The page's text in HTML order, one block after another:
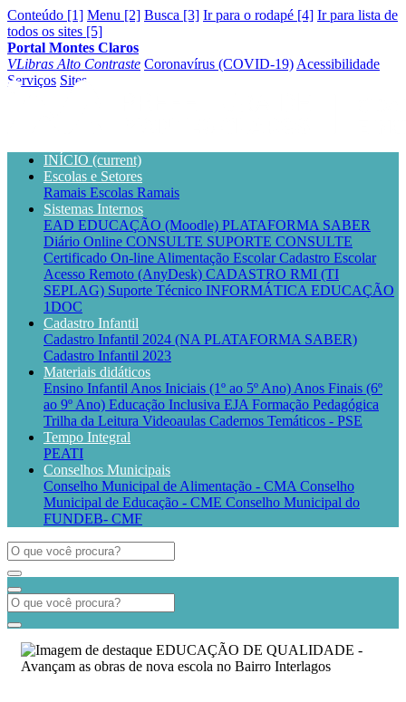
Conteúdo [1] Menu [2] Busca [3] Ir para o rodapé [4] Ir para lista de
todos os sites [5]
Portal Montes Claros
VLibras Alto Contraste Coronavírus (COVID-19) Acessibilidade
Serviços Sites
INÍCIO (current)
Escolas e Setores
Ramais Escolas Ramais
Sistemas Internos
EAD EDUCAÇÃO (Moodle) PLATAFORMA SABER
Diário Online CONSULTE SUPORTE CONSULTE
Certificado On-line Alimentação EscolarCadastro Escolar
Acesso Remoto (AnyDesk) CADASTRO RMI (TI
SEPLAG) Suporte Técnico INFORMÁTICA EDUCAÇÃO
1DOC
Cadastro Infantil
Cadastro Infantil 2024 (NA PLATAFORMA SABER)
Cadastro Infantil 2023
Materiais didáticos
Ensino Infantil Anos Iniciais (1º ao 5º Ano) Anos Finais (6º
ao 9º Ano) Educação Inclusiva EJA Formação Pedagógica
Trilha da Leitura Videoaulas Cadernos Temáticos - PSE
Tempo Integral
PEATI
Conselhos Municipais
Conselho Municipal de Alimentação - CMA Conselho
Municipal de Educação - CME Conselho Municipal do
FUNDEB- CMF